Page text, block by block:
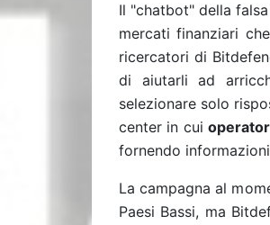
Il "chatbot" della
mercati finanziari
ricercatori di
di aiutarli ad
selezionare solo
center in cui
fornendo
La campagna al
Paesi Bassi, ma